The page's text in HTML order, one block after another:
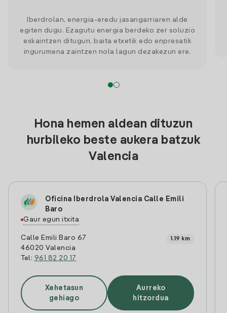
Iberdrolan, energia-eredu jasangarriaren alde
egiten dugu. Ezagutu energia berdeko zer soluzio
eskaintzen ditugun, baita etxetik edo enpresatik
ingurumena zaintzen nola lagun dezakezun ere.
Hona hemen aldean dituzun
hurbileko beste aukera batzuk
Valencia
Oficina Iberdrola Valencia Calle Emili
Baro
Gaur egun itxita
Calle Emili Baro 67
46020 Valencia
Tel: 961 82 20 17
1.19 km
Xehetasun
gehiago
Aurreko
hitzordua